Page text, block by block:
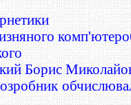
Борис